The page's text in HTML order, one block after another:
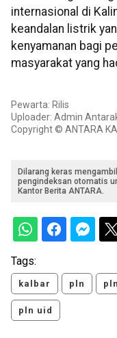
internasional di
keandalan listrik
kenyamanan bagi
masyarakat yang
Pewarta: Rilis
Uploader: Admin
Copyright © ANTARA
Dilarang keras
pengindeksan otomatis
Kantor Berita ANTARA.
Tags:
kalbar pln
pln uid